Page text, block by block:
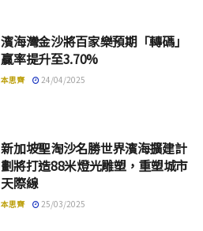
濱海灣金沙將百家樂預期「轉碼」
贏率提升至3.70%
本思齊 24/04/2025
新加坡聖淘沙名勝世界濱海擴建計
劃將打造88米燈光雕塑，重塑城市
天際線
本思齊 25/03/2025